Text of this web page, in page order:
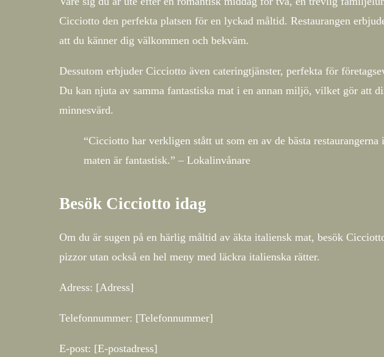
Cicciotto den perfekta platsen för en lyckad måltid. Restaurangen
att du känner dig välkommen och bekväm.
Dessutom erbjuder Cicciotto även cateringtjänster, perfekta för
Du kan njuta av samma fantastiska mat i en annan miljö, vilket gör att
minnesvärd.
“Cicciotto har verkligen stått ut som en av de bästa
maten är fantastisk.” – Lokalinvånare
Besök Cicciotto idag
Om du är sugen på en härlig måltid av äkta italiensk mat, besök
pizzor utan också en hel meny med läckra italienska rätter.
Adress: [Adress]
Telefonnummer: [Telefonnummer]
E-post: [E-postadress]